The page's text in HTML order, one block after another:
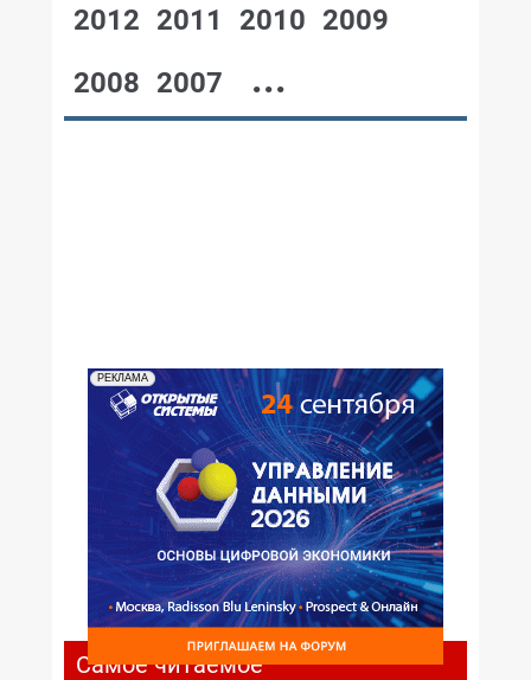
2012 2011 2010 2009
2008 2007 ...
РЕКЛАМА
Самое читаемое